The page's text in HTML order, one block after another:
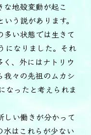
地殻変動が起こ
う説があります。
い状態では生きて
になりました。それ
、外にはナトリウ
我々の先祖のムカシ
なったと考えられま
い働きが分かって
水はこれらが少ない